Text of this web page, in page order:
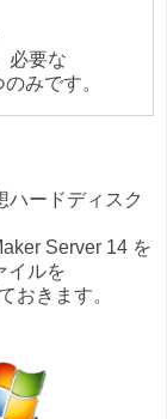
必要な
みです。
ハードディスク
Server 14 を
イルを
おきます。